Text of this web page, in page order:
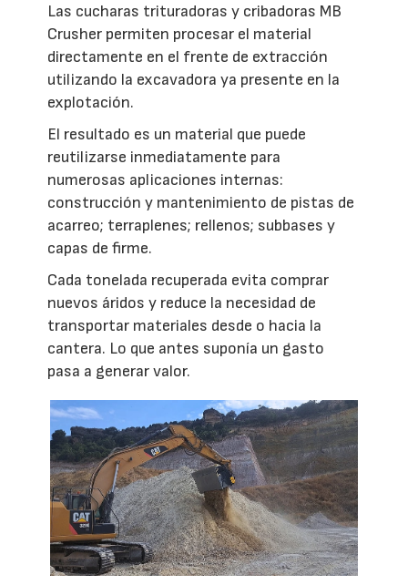
Las cucharas trituradoras y cribadoras MB
Crusher permiten procesar el material
directamente en el frente de extracción
utilizando la excavadora ya presente en la
explotación.
El resultado es un material que puede
reutilizarse inmediatamente para
numerosas aplicaciones internas:
construcción y mantenimiento de pistas de
acarreo; terraplenes; rellenos; subbases y
capas de firme.
Cada tonelada recuperada evita comprar
nuevos áridos y reduce la necesidad de
transportar materiales desde o hacia la
cantera. Lo que antes suponía un gasto
pasa a generar valor.